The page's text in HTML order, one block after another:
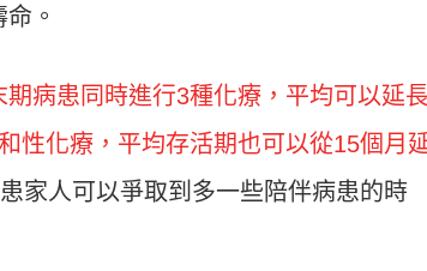
。
病患同時進行3種化療，平均可以延
性化療，平均存活期也可以從15個月
家人可以爭取到多一些陪伴病患的時